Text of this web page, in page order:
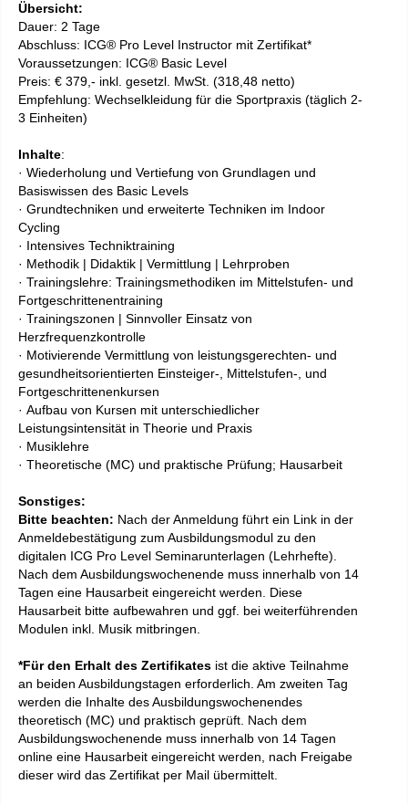
Übersicht:
Dauer: 2 Tage
Abschluss: ICG® Pro Level Instructor mit Zertifikat*
Voraussetzungen: ICG® Basic Level
Preis: € 379,- inkl. gesetzl. MwSt. (318,48 netto)
Empfehlung: Wechselkleidung für die Sportpraxis (täglich 2-
3 Einheiten)
Inhalte:
· Wiederholung und Vertiefung von Grundlagen und
Basiswissen des Basic Levels
· Grundtechniken und erweiterte Techniken im Indoor
Cycling
· Intensives Techniktraining
· Methodik | Didaktik | Vermittlung | Lehrproben
· Trainingslehre: Trainingsmethodiken im Mittelstufen- und
Fortgeschrittenentraining
· Trainingszonen | Sinnvoller Einsatz von
Herzfrequenzkontrolle
· Motivierende Vermittlung von leistungsgerechten- und
gesundheitsorientierten Einsteiger-, Mittelstufen-, und
Fortgeschrittenenkursen
· Aufbau von Kursen mit unterschiedlicher
Leistungsintensität in Theorie und Praxis
· Musiklehre
· Theoretische (MC) und praktische Prüfung; Hausarbeit
Sonstiges:
Bitte beachten: Nach der Anmeldung führt ein Link in der
Anmeldebestätigung zum Ausbildungsmodul zu den
digitalen ICG Pro Level Seminarunterlagen (Lehrhefte).
Nach dem Ausbildungswochenende muss innerhalb von 14
Tagen eine Hausarbeit eingereicht werden. Diese
Hausarbeit bitte aufbewahren und ggf. bei weiterführenden
Modulen inkl. Musik mitbringen.
*Für den Erhalt des Zertifikates ist die aktive Teilnahme
an beiden Ausbildungstagen erforderlich. Am zweiten Tag
werden die Inhalte des Ausbildungswochenendes
theoretisch (MC) und praktisch geprüft. Nach dem
Ausbildungswochenende muss innerhalb von 14 Tagen
online eine Hausarbeit eingereicht werden, nach Freigabe
dieser wird das Zertifikat per Mail übermittelt.